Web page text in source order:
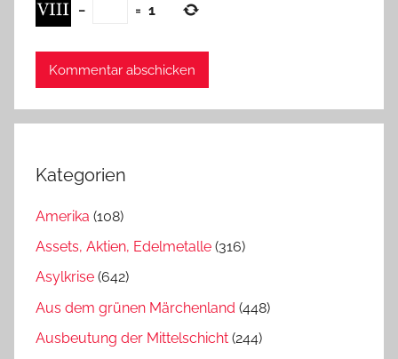
− = 1
Kategorien
Amerika (108)
Assets, Aktien, Edelmetalle (316)
Asylkrise (642)
Aus dem grünen Märchenland (448)
Ausbeutung der Mittelschicht (244)